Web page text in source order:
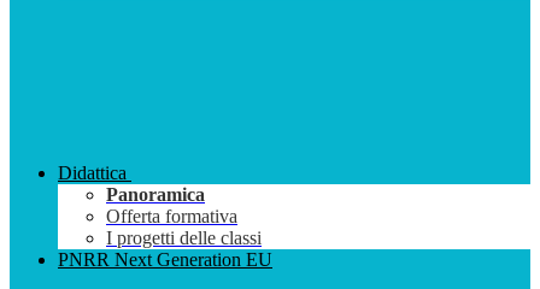
Didattica
Panoramica
Offerta formativa
I progetti delle classi
PNRR Next Generation EU